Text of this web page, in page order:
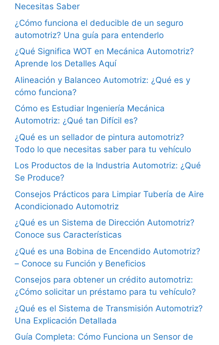
Necesitas Saber
¿Cómo funciona el deducible de un seguro
automotriz? Una guía para entenderlo
¿Qué Significa WOT en Mecánica Automotriz?
Aprende los Detalles Aquí
Alineación y Balanceo Automotriz: ¿Qué es y
cómo funciona?
Cómo es Estudiar Ingeniería Mecánica
Automotriz: ¿Qué tan Difícil es?
¿Qué es un sellador de pintura automotriz?
Todo lo que necesitas saber para tu vehículo
Los Productos de la Industria Automotriz: ¿Qué
Se Produce?
Consejos Prácticos para Limpiar Tubería de Aire
Acondicionado Automotriz
¿Qué es un Sistema de Dirección Automotriz?
Conoce sus Características
¿Qué es una Bobina de Encendido Automotriz?
– Conoce su Función y Beneficios
Consejos para obtener un crédito automotriz:
¿Cómo solicitar un préstamo para tu vehículo?
¿Qué es el Sistema de Transmisión Automotriz?
Una Explicación Detallada
Guía Completa: Cómo Funciona un Sensor de